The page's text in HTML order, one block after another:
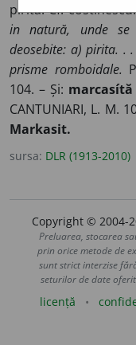
pirită. Cf.
in natură, unde se
deosebite: a) pirita. .
prisme romboidale.
104. – Și: marcasítă
CANTUNIARI, L. M.
Markasit.
sursa: DLR (1913-2010)
Copyright © 2004-
Preluarea, stocarea
prin orice metode de
sunt strict interzise
seturilor de date
licență